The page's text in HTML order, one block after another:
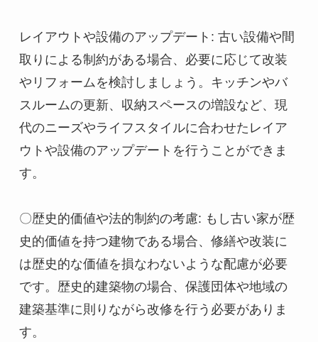
レイアウトや設備のアップデート: 古い設備や間
取りによる制約がある場合、必要に応じて改装
やリフォームを検討しましょう。キッチンやバ
スルームの更新、収納スペースの増設など、現
代のニーズやライフスタイルに合わせたレイア
ウトや設備のアップデートを行うことができま
す。
〇歴史的価値や法的制約の考慮: もし古い家が歴
史的価値を持つ建物である場合、修繕や改装に
は歴史的な価値を損なわないような配慮が必要
です。歴史的建築物の場合、保護団体や地域の
建築基準に則りながら改修を行う必要がありま
す。